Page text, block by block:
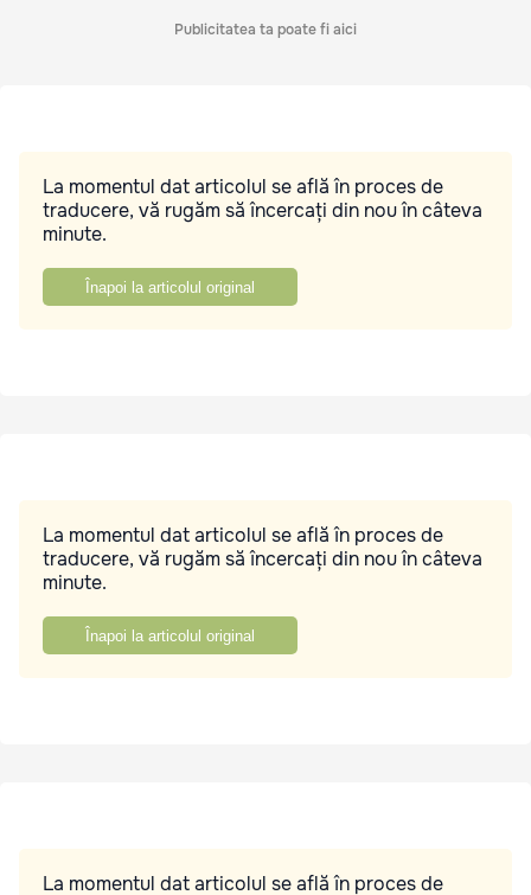
Publicitatea ta poate fi aici
La momentul dat articolul se află în proces de
traducere, vă rugăm să încercați din nou în câteva
minute.
Înapoi la articolul original
La momentul dat articolul se află în proces de
traducere, vă rugăm să încercați din nou în câteva
minute.
Înapoi la articolul original
La momentul dat articolul se află în proces de